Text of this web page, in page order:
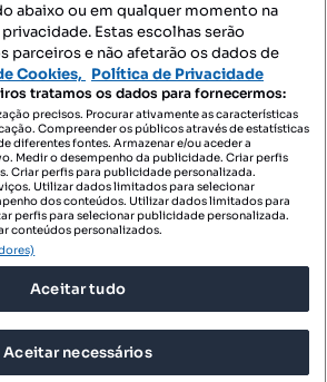
SIGA-NOS:
DESCARREGAR NA:
OLX Portugal, S.A.
DE PRIVACIDADE
abaixo ou em qualquer momento na
Estas escolhas serão
parceiros e não afetarão os dados de
Cookies, Política de Privacidade
tratamos os dados para fornecermos:
precisos. Procurar ativamente as características
Compreender os públicos através de estatísticas
diferentes fontes. Armazenar e/ou aceder a
Medir o desempenho da publicidade. Criar perfis
Criar perfis para publicidade personalizada.
Utilizar dados limitados para selecionar
dos conteúdos. Utilizar dados limitados para
perfis para selecionar publicidade personalizada.
conteúdos personalizados.
Aceitar tudo
Aceitar necessários